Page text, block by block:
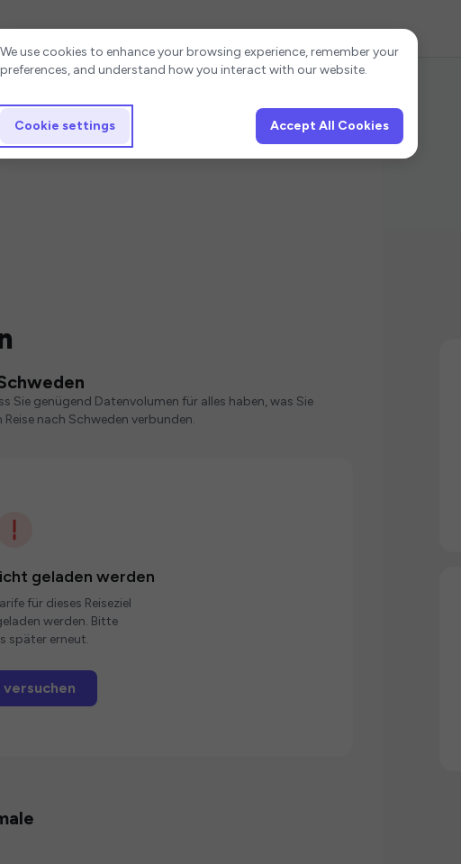
Sie genügend Datenvolumen für alles haben, was Sie
nach Schweden verbunden.
geladen werden
für dieses Reiseziel
werden. Bitte
später erneut.
Cookie settings
We use cookies to enhance your browsing experience, remember your
preferences, and understand how you interact with our website.
Cookie settings Accept All Cookies